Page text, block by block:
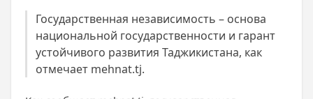
Государственная независимость – основа
национальной государственности и гарант
устойчивого развития Таджикистана, как
отмечает mehnat.tj.